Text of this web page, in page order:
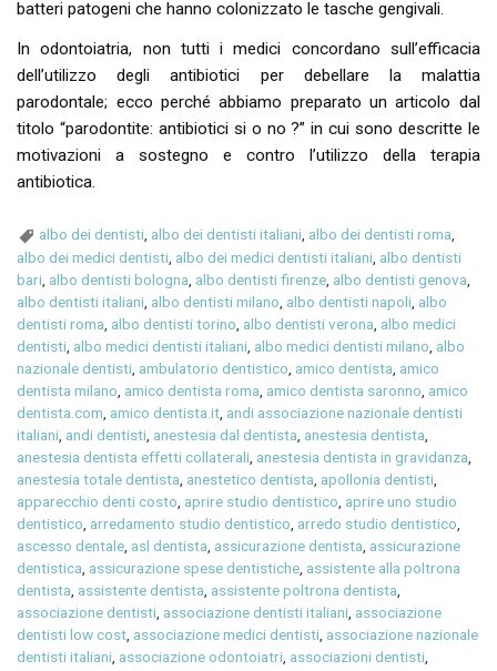
batteri patogeni che hanno colonizzato le tasche gengivali.
In odontoiatria, non tutti i medici concordano sull’efficacia
dell’utilizzo degli antibiotici per debellare la malattia
parodontale; ecco perché abbiamo preparato un articolo dal
titolo “parodontite: antibiotici si o no ?” in cui sono descritte le
motivazioni a sostegno e contro l’utilizzo della terapia
antibiotica.
albo dei dentisti albo dei dentisti italiani albo dei dentisti roma
albo dei medici dentisti, albo dei medici dentisti italiani, albo dentisti
bari, albo dentisti bologna, albo dentisti firenze, albo dentisti genova,
albo dentisti italiani, albo dentisti milano, albo dentisti napoli, albo
dentisti roma, albo dentisti torino, albo dentisti verona, albo medici
dentisti, albo medici dentisti italiani, albo medici dentisti milano, albo
nazionale dentisti, ambulatorio dentistico, amico dentista, amico
dentista milano, amico dentista roma, amico dentista saronno, amico
dentista.com, amico dentista.it, andi associazione nazionale dentisti
italiani, andi dentisti, anestesia dal dentista, anestesia dentista,
anestesia dentista effetti collaterali, anestesia dentista in gravidanza,
anestesia totale dentista, anestetico dentista, apollonia dentisti,
apparecchio denti costo, aprire studio dentistico, aprire uno studio
dentistico, arredamento studio dentistico, arredo studio dentistico,
ascesso dentale, asl dentista, assicurazione dentista, assicurazione
dentistica, assicurazione spese dentistiche, assistente alla poltrona
dentista, assistente dentista, assistente poltrona dentista,
associazione dentisti, associazione dentisti italiani, associazione
dentisti low cost, associazione medici dentisti, associazione nazionale
dentisti italiani, associazione odontoiatri, associazioni dentisti,